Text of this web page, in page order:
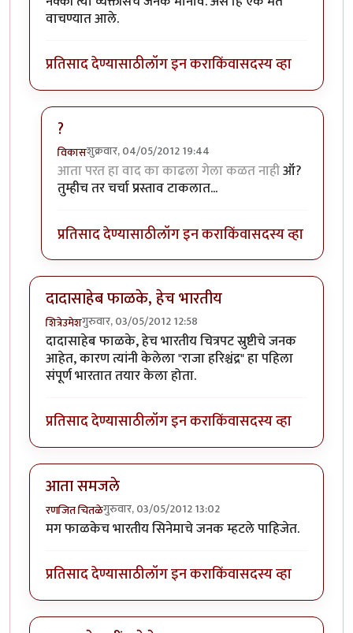
वाचण्यात आले.
प्रतिसाद देण्यासाठीलॉग इन कराकिंवासदस्य व्हा
?
विकासशुक्रवार, 04/05/2012 19:44
In reply toपुंडलिक हा स्वतंत्र सिनेमाbyअविनाशकुलकर्णी
आता परत हा वाद का काढला गेला कळत नाहीऑ?
तुम्हीच तर चर्चा प्रस्ताव टाकलात...
प्रतिसाद देण्यासाठीलॉग इन कराकिंवासदस्य व्हा
दादासाहेब फाळके, हेच भारतीय
शित्रेउमेशगुरुवार, 03/05/2012 12:58
दादासाहेब फाळके, हेच भारतीय चित्रपट स्रुष्टीचे जनक
आहेत, कारण त्यांनी केलेला "राजा हरिश्चंद्र" हा पहिला
संपूर्ण भारतात तयार केला होता.
प्रतिसाद देण्यासाठीलॉग इन कराकिंवासदस्य व्हा
आता समजले
रणजित चितळेगुरुवार, 03/05/2012 13:02
मग फाळकेच भारतीय सिनेमाचे जनक म्हटले पाहिजेत.
प्रतिसाद देण्यासाठीलॉग इन कराकिंवासदस्य व्हा